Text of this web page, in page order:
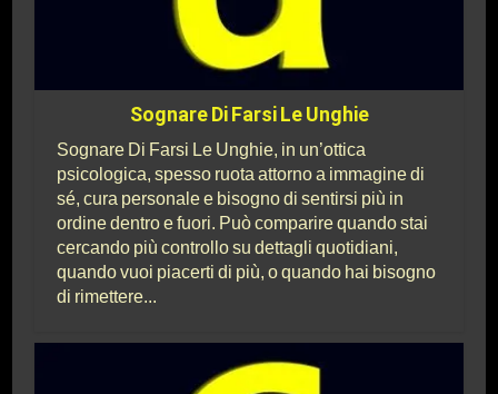
Sognare Di Farsi Le Unghie
Sognare Di Farsi Le Unghie, in un’ottica
psicologica, spesso ruota attorno a immagine di
sé, cura personale e bisogno di sentirsi più in
ordine dentro e fuori. Può comparire quando stai
cercando più controllo su dettagli quotidiani,
quando vuoi piacerti di più, o quando hai bisogno
di rimettere...